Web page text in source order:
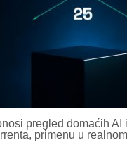
pregled domaćih
primenu u